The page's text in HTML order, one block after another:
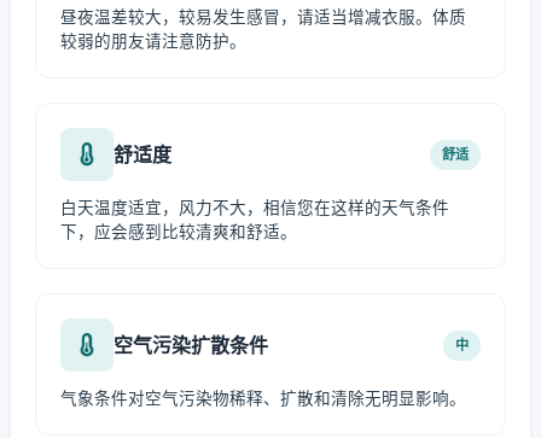
昼夜温差较大，较易发生感冒，请适当增减衣服。体质
较弱的朋友请注意防护。
舒适度 舒适
白天温度适宜，风力不大，相信您在这样的天气条件
下，应会感到比较清爽和舒适。
空气污染扩散条件 中
气象条件对空气污染物稀释、扩散和清除无明显影响。